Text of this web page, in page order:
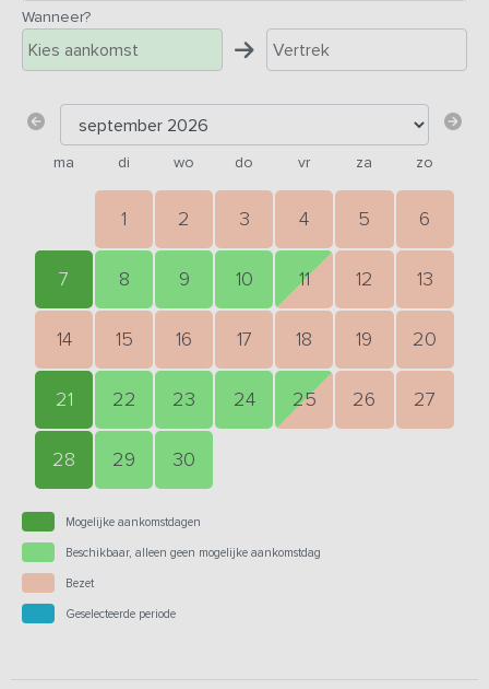
Wanneer?
ma di wo do vr za zo
1 2 3 4 5 6
7 8 9 10 11 12 13
14 15 16 17 18 19 20
21 22 23 24 25 26 27
28 29 30
Mogelijke aankomstdagen
Beschikbaar, alleen geen mogelijke aankomstdag
Bezet
Geselecteerde periode